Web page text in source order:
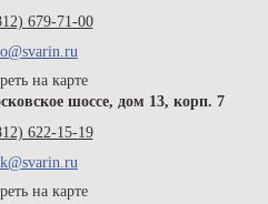
679-71-00
на карте
шоссе, дом 13, корп. 7
622-15-19
на карте